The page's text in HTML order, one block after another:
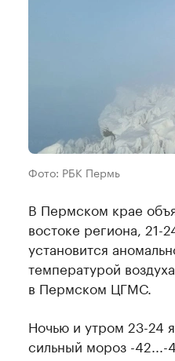
Фото: РБК Пермь
В Пермском крае
востоке региона, 21-
установится
температурой
в Пермском ЦГМС.
Ночью и утром 23-24
сильный мороз -42...-